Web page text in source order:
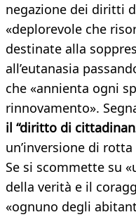
negazione dei diritti
«deplorevole che
destinate alla
all’eutanasia
che «annienta ogni
rinnovamento».
il “diritto di
un’inversione di
Se si scommette su
della verità e il
«ognuno degli